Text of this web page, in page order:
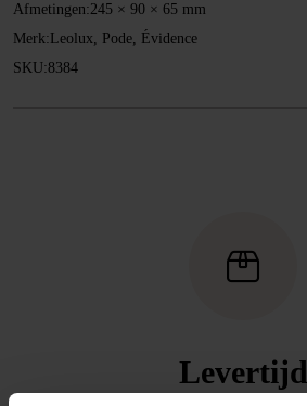
Afmetingen:245 × 90 × 65 mm
Merk: Leolux, Pode, Évidence
SKU:8384
Levertijd